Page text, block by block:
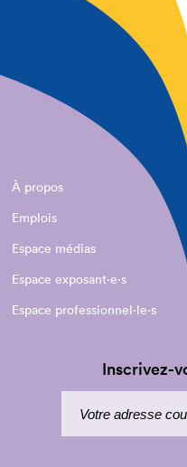
À propos
Emplois
Espace médias
Espace exposant·e⋅s
Espace professionnel·le⋅s
Inscrivez-